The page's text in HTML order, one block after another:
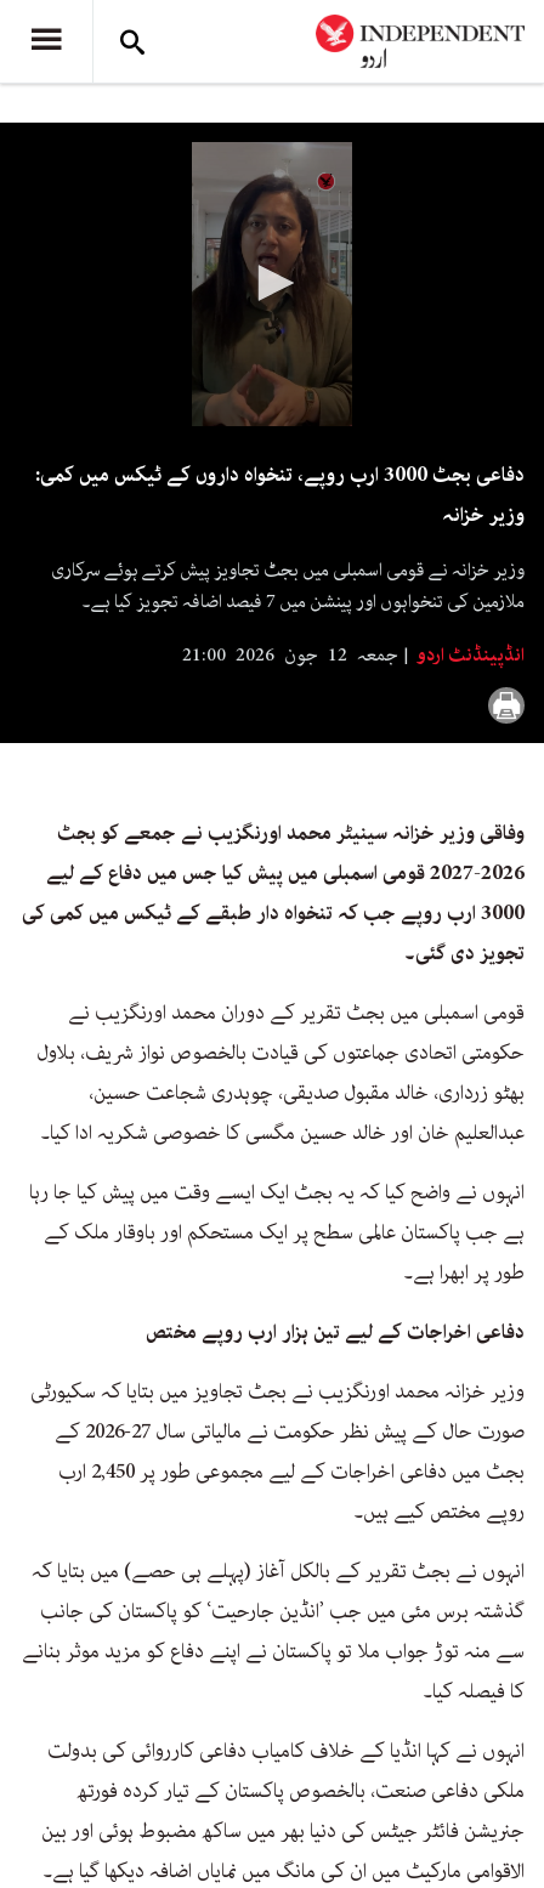
دفاعی بجٹ 3000 ارب روپے، تنخواہ داروں کے ٹیکس میں کمی:
وزیر خزانہ
وزیر خزانہ نے قومی اسمبلی میں بجٹ تجاویز پیش کرتے ہوئے سرکاری
ملازمین کی تنخواہوں اور پینشن میں 7 فیصد اضافہ تجویز کیا ہے۔
انڈپینڈنٹ اردو
جمعہ 12 جون 2026 21:00
وفاقی وزیر خزانہ سینیٹر محمد اورنگزیب نے جمعے کو بجٹ
2026-2027 قومی اسمبلی میں پیش کیا جس میں دفاع کے لیے
3000 ارب روپے جب کہ تنخواہ دار طبقے کے ٹیکس میں کمی کی
تجویز دی گئی۔
قومی اسمبلی میں بجٹ تقریر کے دوران محمد اورنگزیب نے
حکومتی اتحادی جماعتوں کی قیادت بالخصوص نواز شریف، بلاول
بھٹو زرداری، خالد مقبول صدیقی، چوہدری شجاعت حسین،
عبدالعلیم خان اور خالد حسین مگسی کا خصوصی شکریہ ادا کیا۔
انہوں نے واضح کیا کہ یہ بجٹ ایک ایسے وقت میں پیش کیا جا رہا
ہے جب پاکستان عالمی سطح پر ایک مستحکم اور باوقار ملک کے
طور پر ابھرا ہے۔
دفاعی اخراجات کے لیے تین ہزار ارب روپے مختص
وزیر خزانہ محمد اورنگزیب نے بجٹ تجاویز میں بتایا کہ سکیورٹی
صورت حال کے پیش نظر حکومت نے مالیاتی سال 27-2026 کے
بجٹ میں دفاعی اخراجات کے لیے مجموعی طور پر 2,450 ارب
روپے مختص کیے ہیں۔
انہوں نے بجٹ تقریر کے بالکل آغاز (پہلے ہی حصے) میں بتایا کہ
گذشتہ برس مئی میں جب ’انڈین جارحیت‘ کو پاکستان کی جانب
سے منہ توڑ جواب ملا تو پاکستان نے اپنے دفاع کو مزید موثر بنانے
کا فیصلہ کیا۔
انہوں نے کہا انڈیا کے خلاف کامیاب دفاعی کارروائی کی بدولت
ملکی دفاعی صنعت، بالخصوص پاکستان کے تیار کردہ فورتھ
جنریشن فائٹر جیٹس کی دنیا بھر میں ساکھ مضبوط ہوئی اور بین
الاقوامی مارکیٹ میں ان کی مانگ میں نمایاں اضافہ دیکھا گیا ہے۔